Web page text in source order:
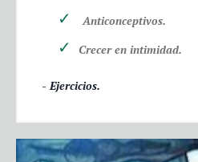
Anticonceptivos.
Crecer en intimidad.
- Ejercicios.